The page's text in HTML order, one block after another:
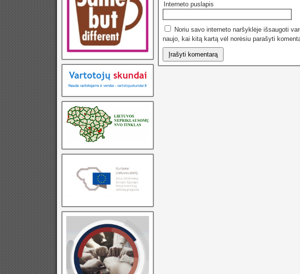
Interneto puslapis
Noriu savo interneto naršyklėje išsaugoti
naujo, kai kitą kartą vėl norėsiu parašyti